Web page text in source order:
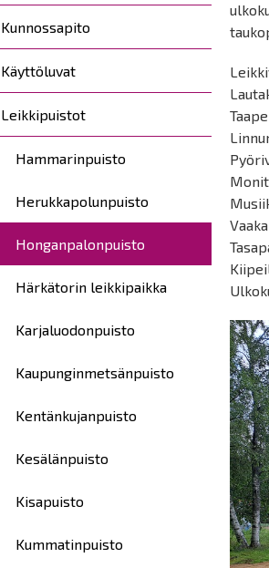
Kunnossapito
Käyttöluvat
Leikkipuistot
Hammarinpuisto
Herukkapolunpuisto
Honganpalonpuisto
Härkätorin leikkipaikka
Karjaluodonpuisto
Kaupunginmetsänpuisto
Kentänkujanpuisto
Kesälänpuisto
Kisapuisto
Kummatinpuisto